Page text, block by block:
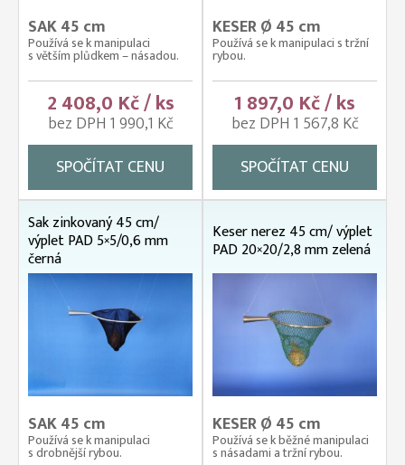
SAK 45 cm
Používá se k manipulaci
s větším plůdkem – násadou.
2 408,0 Kč / ks
bez DPH 1 990,1 Kč
SPOČÍTAT CENU
KESER Ø 45 cm
Používá se k manipulaci s tržní
rybou.
1 897,0 Kč / ks
bez DPH 1 567,8 Kč
SPOČÍTAT CENU
Sak zinkovaný 45 cm/
výplet PAD 5×5/0,6 mm
černá
SAK 45 cm
Používá se k manipulaci
s drobnější rybou.
Keser nerez 45 cm/ výplet
PAD 20×20/2,8 mm zelená
KESER Ø 45 cm
Používá se k běžné manipulaci
s násadami a tržní rybou.